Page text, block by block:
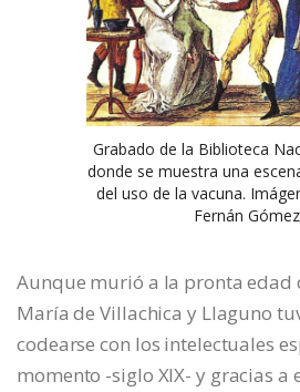
Grabado de la Biblioteca
donde se muestra una
del uso de la vacuna.
Fernán
Aunque murió a la pronta edad
María de Villachica y Llaguno
codearse con los intelectuales
momento -siglo XIX- y gracias a